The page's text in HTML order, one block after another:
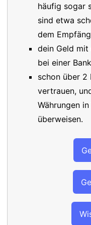
häufig sogar
sind etwa
dem
dein Geld
bei einer
schon über 2
vertrauen,
Währungen
überweisen.